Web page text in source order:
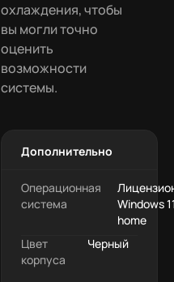
охлаждения, чтобы
вы могли точно
оценить
возможности
системы.
Дополнительно
Операционная
система
Windows
home
Цвет
корпуса
Черный